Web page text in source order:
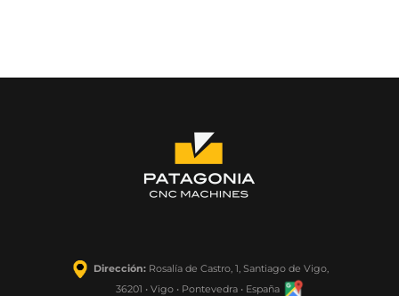
Dirección:Rosalía de Castro, 1, Santiago de Vigo,
36201 • Vigo • Pontevedra • España